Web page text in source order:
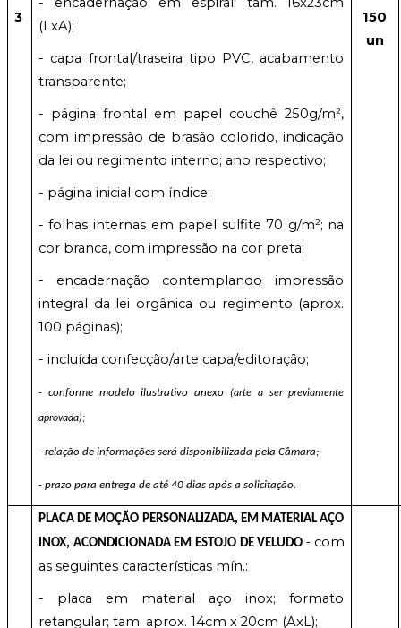
3
(LxA);
- capa frontal/traseira tipo PVC, acabamento
transparente;
- página frontal em papel couchê 250g/m²,
com impressão de brasão colorido, indicação
da lei ou regimento interno; ano respectivo;
- página inicial com índice;
- folhas internas em papel sulfite 70 g/m²; na
cor branca, com impressão na cor preta;
- encadernação contemplando impressão
integral da lei orgânica ou regimento (aprox.
100 páginas);
- incluída confecção/arte capa/editoração;
- conforme modelo ilustrativo anexo (arte a ser previamente
aprovada);
- relação de informações será disponibilizada pela Câmara;
- prazo para entrega de até 40 dias após a solicitação.
150
un
PLACA DE MOÇÃO PERSONALIZADA, EM MATERIAL AÇO
INOX, ACONDICIONADA EM ESTOJO DE VELUDO - com
as seguintes características mín.:
- placa em material aço inox; formato
retangular; tam. aprox. 14cm x 20cm (AxL);